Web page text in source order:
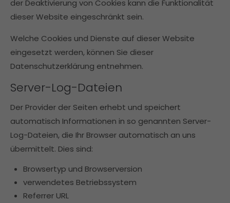
der Deaktivierung von Cookies kann die Funktionalität
dieser Website eingeschränkt sein.
Welche Cookies und Dienste auf dieser Website
eingesetzt werden, können Sie dieser
Datenschutzerklärung entnehmen.
Server-Log-Dateien
Der Provider der Seiten erhebt und speichert
automatisch Informationen in so genannten Server-
Log-Dateien, die Ihr Browser automatisch an uns
übermittelt. Dies sind:
Browsertyp und Browserversion
verwendetes Betriebssystem
Referrer URL